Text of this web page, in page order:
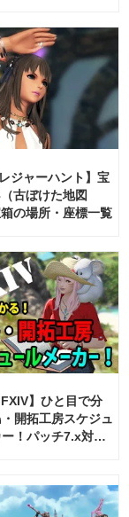
ジャーハント】宝
古ぼけた地図
の場所・座標一覧
】ひと目で分
開拓工房スケジュ
！パッチ7.x対応